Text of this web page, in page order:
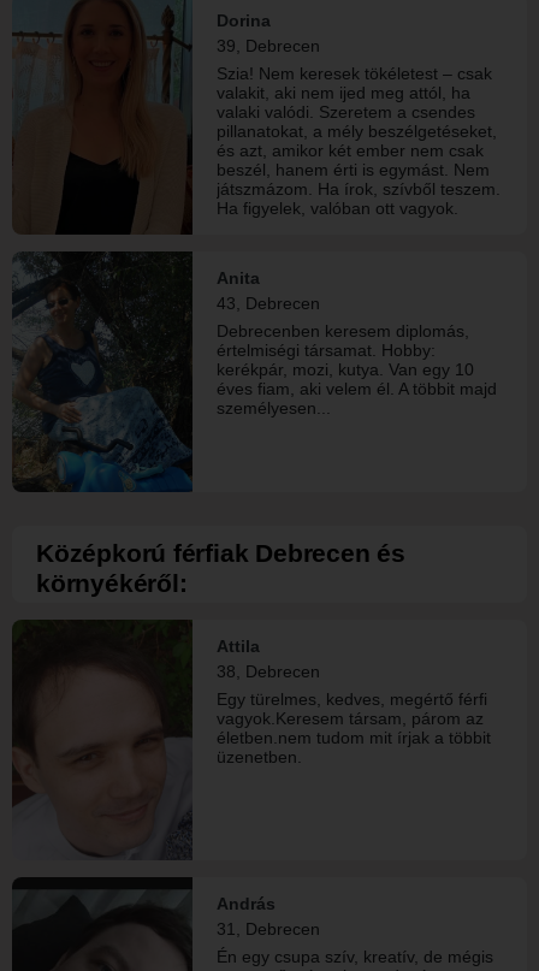
Dorina
39, Debrecen
Szia! Nem keresek tökéletest – csak
valakit, aki nem ijed meg attól, ha
valaki valódi. Szeretem a csendes
pillanatokat, a mély beszélgetéseket,
és azt, amikor két ember nem csak
beszél, hanem érti is egymást. Nem
játszmázom. Ha írok, szívből teszem.
Ha figyelek, valóban ott vagyok.
gondolod, hogy a legszebb dolgok
nem harsányak, hanem csendben
érkeznek – talán épp most olvasod
azt a bemutatkozást, amiért ide jöttél.
Anita
43, Debrecen
Debrecenben keresem diplomás,
értelmiségi társamat. Hobby:
kerékpár, mozi, kutya. Van egy 10
éves fiam, aki velem él. A többit majd
személyesen...
Középkorú férfiak Debrecen és
környékéről:
Attila
38, Debrecen
Egy türelmes, kedves, megértő férfi
vagyok.Keresem társam, párom az
életben.nem tudom mit írjak a többit
üzenetben.
András
31, Debrecen
Én egy csupa szív, kreatív, de mégis